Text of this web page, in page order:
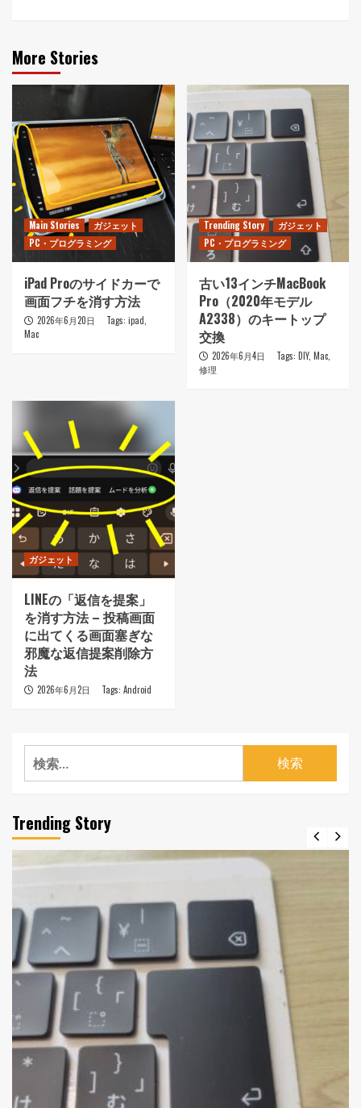
More Stories
Main Stories
ガジェット
PC・プログラミング
iPad Proのサイドカーで
画面フチを消す方法
2026年6月20日 Tags: ipad
Mac
Trending Story
ガジェット
PC・プログラミング
古い13インチMacBook
Pro（2020年モデル
A2338）のキートップ
交換
2026年6月4日 Tags: DIY, Mac,
修理
ガジェット
LINEの「返信を提案」
を消す方法 – 投稿画面
に出てくる画面塞ぎな
邪魔な返信提案削除方
法
2026年6月2日 Tags: Android
検
索:
Trending Story